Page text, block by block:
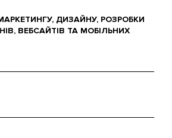
ДИЗАЙНУ, РОЗРОБКИ
ВЕБСАЙТІВ ТА МОБІЛЬНИХ